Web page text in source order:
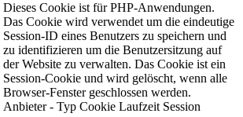
Dieses Cookie ist für PHP-Anwendungen.
Das Cookie wird verwendet um die eindeutige
Session-ID eines Benutzers zu speichern und
zu identifizieren um die Benutzersitzung auf
der Website zu verwalten. Das Cookie ist ein
Session-Cookie und wird gelöscht, wenn alle
Browser-Fenster geschlossen werden.
Anbieter - Typ Cookie Laufzeit Session